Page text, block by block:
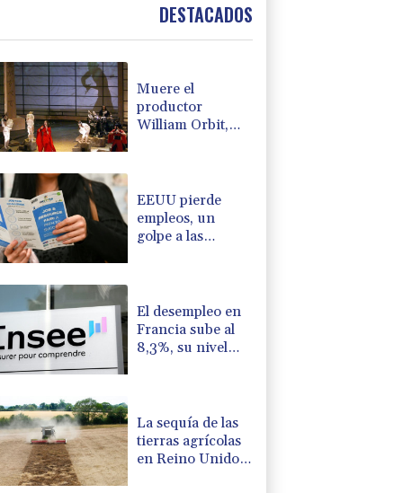
DESTACADOS
Muere el
productor
William Orbit,
EEUU pierde
empleos, un
golpe a las
El desempleo en
Francia sube al
8,3%, su nivel
La sequía de las
tierras agrícolas
en Reino Unido